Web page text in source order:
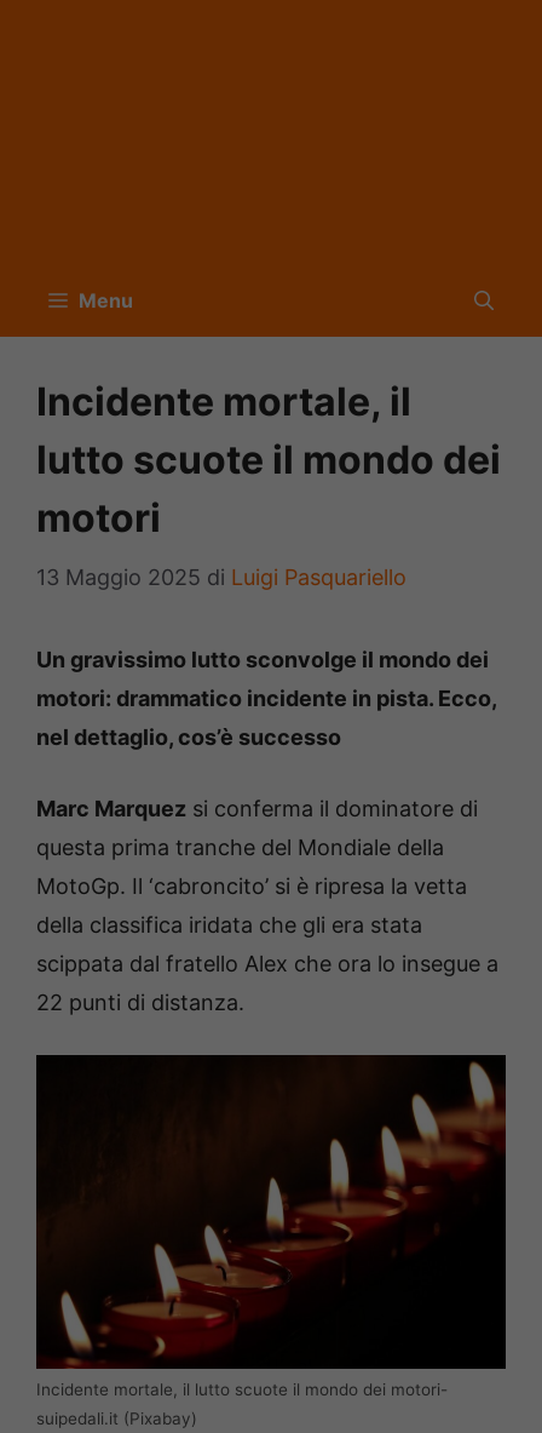
Menu
Incidente mortale, il
lutto scuote il mondo dei
motori
13 Maggio 2025 di Luigi Pasquariello
Un gravissimo lutto sconvolge il mondo dei
motori: drammatico incidente in pista. Ecco,
nel dettaglio, cos’è successo
Marc Marquez si conferma il dominatore di
questa prima tranche del Mondiale della
MotoGp. Il ‘cabroncito’ si è ripresa la vetta
della classifica iridata che gli era stata
scippata dal fratello Alex che ora lo insegue a
22 punti di distanza.
Incidente mortale, il lutto scuote il mondo dei motori-
suipedali.it (Pixabay)